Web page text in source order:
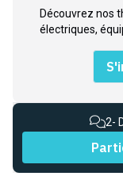
Découvrez nos
électriques,
2-